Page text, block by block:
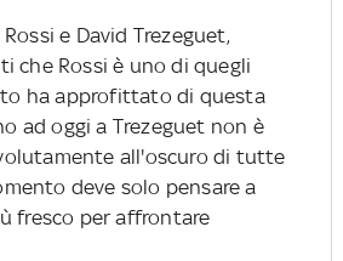
e David Trezeguet,
che Rossi è uno di quegli
ha approfittato di questa
ad oggi a Trezeguet non è
all'oscuro di tutte
deve solo pensare a
fresco per affrontare